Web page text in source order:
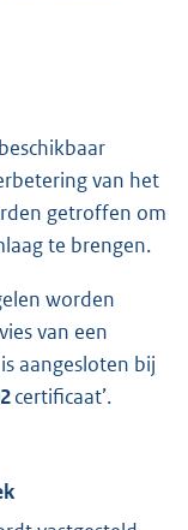
van het
getroffen om
te brengen.
worden
van een
aangesloten bij
certificaat’.